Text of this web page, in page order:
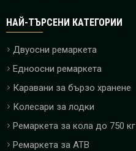
НАЙ-ТЪРСЕНИ КАТЕГОРИИ
Двуосни ремаркета
Едноосни ремаркета
Каравани за бързо хранене
Колесари за лодки
Ремаркета за кола до 750 кг
Ремаркета за ATB